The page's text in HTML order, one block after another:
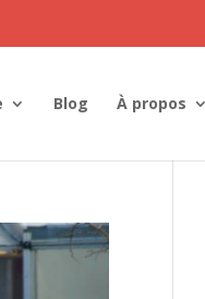
Blog À propos